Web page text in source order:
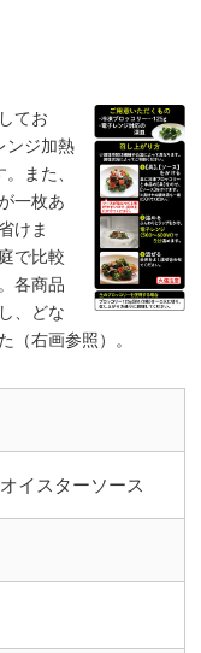
てお
ンジ加熱
また、
一枚あ
けま
で比較
各商品
、どな
（右画参照）。
イスターソース